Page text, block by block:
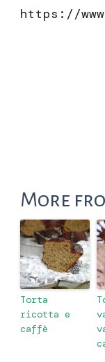
https://
More
Torta
ricotta e
caffè